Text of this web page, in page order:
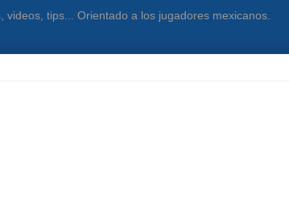
tips... Orientado a los jugadores mexicanos.